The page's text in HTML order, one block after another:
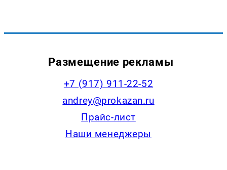
Размещение рекламы
+7 (917) 911-22-52
andrey@prokazan.ru
Прайс-лист
Наши менеджеры